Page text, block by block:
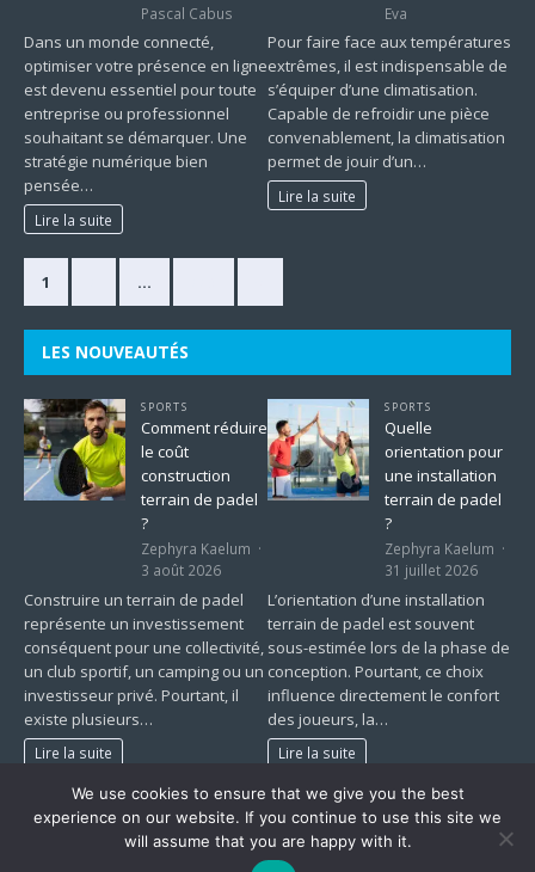
Pascal Cabus
Dans un monde connecté,
optimiser votre présence en ligne
est devenu essentiel pour toute
entreprise ou professionnel
souhaitant se démarquer. Une
stratégie numérique bien
pensée…
Lire la suite
Eva
Pour faire face aux températures
extrêmes, il est indispensable de
s’équiper d’une climatisation.
Capable de refroidir une pièce
convenablement, la climatisation
permet de jouir d’un…
Lire la suite
1 …
LES NOUVEAUTÉS
SPORTS
Comment réduire
le coût
construction
terrain de padel
?
Zephyra Kaelum
3 août 2026
Construire un terrain de padel
représente un investissement
conséquent pour une collectivité,
un club sportif, un camping ou un
investisseur privé. Pourtant, il
existe plusieurs…
Lire la suite
SPORTS
Quelle
orientation pour
une installation
terrain de padel
?
Zephyra Kaelum
31 juillet 2026
L’orientation d’une installation
terrain de padel est souvent
sous-estimée lors de la phase de
conception. Pourtant, ce choix
influence directement le confort
des joueurs, la…
Lire la suite
1 2 … 225 »
We use cookies to ensure that we give you the best
experience on our website. If you continue to use this site we
will assume that you are happy with it.